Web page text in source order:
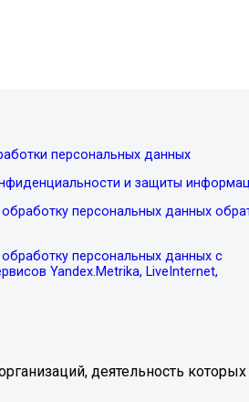
персональных данных
и защиты
персональных данных
персональных данных с
Yandex.Metrika, LiveInternet,
деятельность